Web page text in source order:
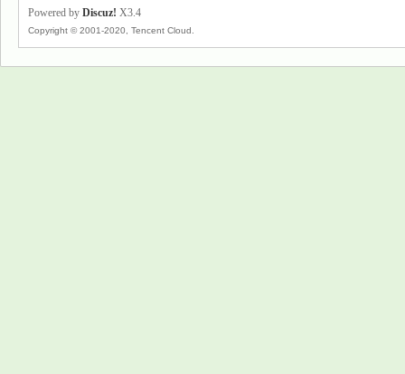
Powered by Discuz! X3.4
Copyright © 2001-2020, Tencent Cloud.